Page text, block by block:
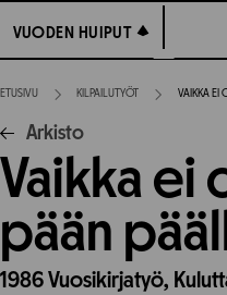
suoraan
sisältöön
VUODEN HUIPUT
VUODEN HUIPUT
ETUSIVU KILPAILUTYÖT VAIKKA EI
Arkisto
Vaikka ei
pään
1986Vuosikirjatyö,